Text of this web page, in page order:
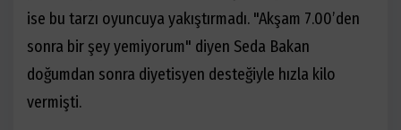
ise bu tarzı oyuncuya yakıştırmadı. "Akşam 7.00’den
sonra bir şey yemiyorum" diyen Seda Bakan
doğumdan sonra diyetisyen desteğiyle hızla kilo
vermişti.